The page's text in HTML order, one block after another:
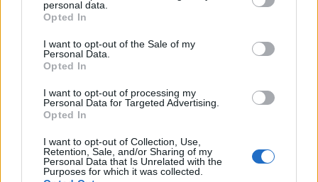
personal data.
Opted In
I want to opt-out of the Sale of my
Personal Data.
Opted In
I want to opt-out of processing my
Personal Data for Targeted Advertising.
Opted In
I want to opt-out of Collection, Use,
Retention, Sale, and/or Sharing of my
Personal Data that Is Unrelated with the
Purposes for which it was collected.
ordini l’invasione.
Persino gli investitori, che per anni hanno scelto
di ignorare la
Usa-Cina Popolare hanno iniziato a guardare
nervosamente la mappa delle fabbriche di
Stretto di Taiwan. La pace dunque va a vantaggio
di ogni Paese (industrializzato e non), data la